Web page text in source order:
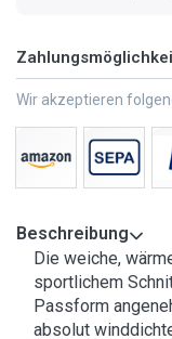
Wir akzeptieren
Beschreibung
Die weiche,
sportlichem
Passform
absolut